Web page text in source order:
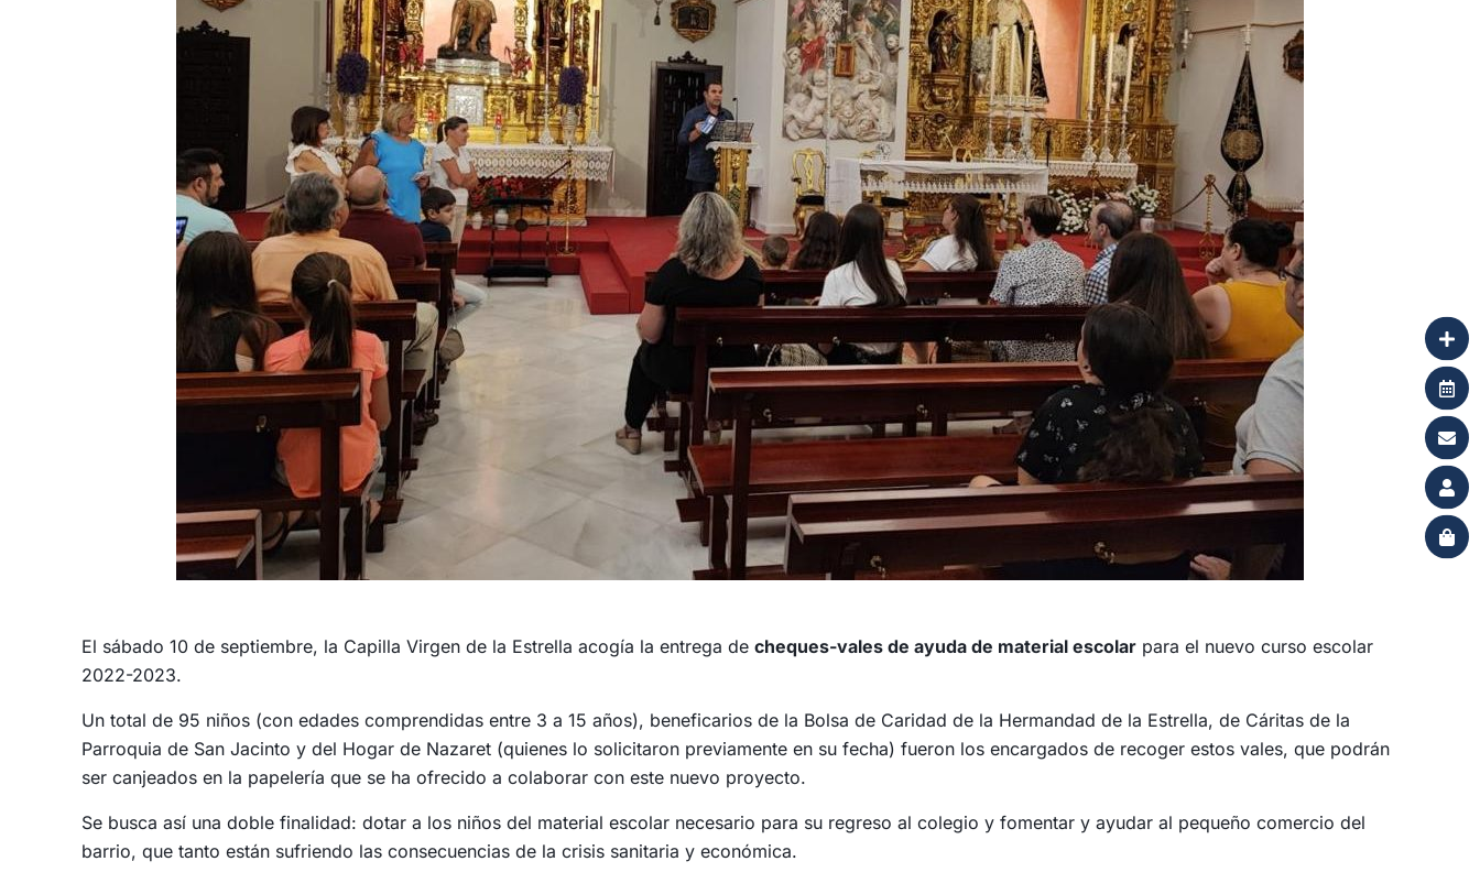
El sábado 10 de septiembre, la Capilla Virgen de la Estrella acogía la entrega decheques-vales de ayuda de material escolar para el nuevo curso escolar
2022-2023.
Un total de 95 niños (con edades comprendidas entre 3 a 15 años), beneficarios de la Bolsa de Caridad de la Hermandad de la Estrella, de Cáritas de la
Parroquia de San Jacinto y del Hogar de Nazaret (quienes lo solicitaron previamente en su fecha) fueron los encargados de recoger estos vales, que podrán
ser canjeados en la papelería que se ha ofrecido a colaborar con este nuevo proyecto.
Se busca así una doble finalidad: dotar a los niños del material escolar necesario para su regreso al colegio y fomentar y ayudar al pequeño comercio del
barrio, que tanto están sufriendo las consecuencias de la crisis sanitaria y económica.